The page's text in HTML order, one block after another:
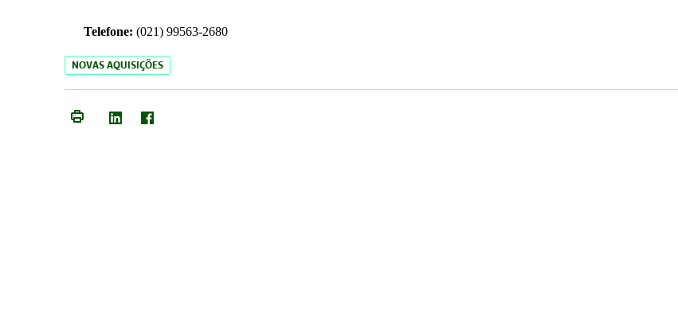
Telefone: (021) 99563-2680
NOVAS AQUISIÇÕES